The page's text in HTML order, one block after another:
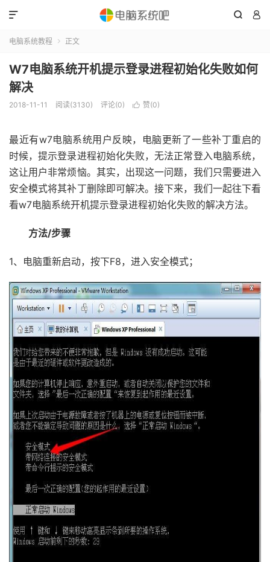
 

电脑系统教程  正文
W7电脑系统开机提示登录进程初始化失败如何
解决
2018-11-11 阅读(3130) 评论(0)  赞(0)
最近有w7电脑系统用户反映，电脑更新了一些补丁重启的
时候，提示登录进程初始化失败，无法正常登入电脑系统，
这让用户非常烦恼。其实，出现这一问题，我们只需要进入
安全模式将其补丁删除即可解决。接下来，我们一起往下看
看w7电脑系统开机提示登录进程初始化失败的解决方法。
方法/步骤
1、电脑重新启动，按下F8，进入安全模式；